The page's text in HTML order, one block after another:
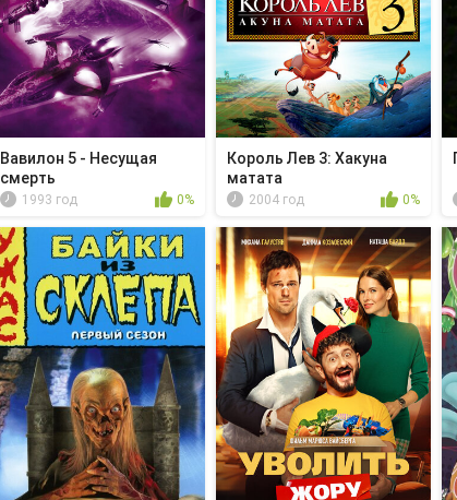
Вавилон 5 - Несущая
смерть
1993 год 0%
Король Лев 3: Хакуна
матата
2004 год 0%